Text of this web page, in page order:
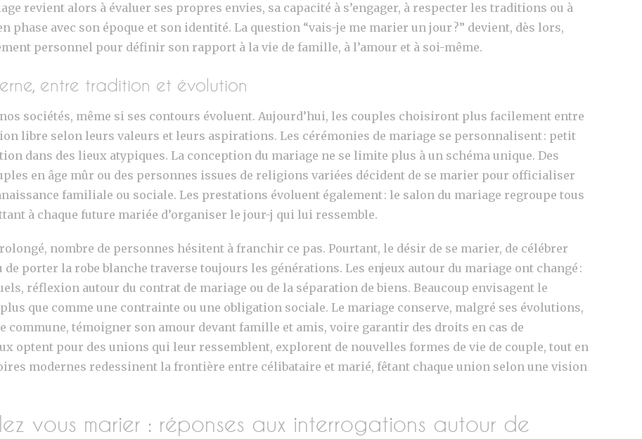
revient alors à évaluer ses propres envies, sa capacité à s’engager, à respecter les traditions ou à
phase avec son époque et son identité. La question “vais-je me marier un jour ?” devient, dès lors,
personnel pour définir son rapport à la vie de famille, à l’amour et à soi-même.
entre tradition et évolution
sociétés, même si ses contours évoluent. Aujourd’hui, les couples choisiront plus facilement entre
libre selon leurs valeurs et leurs aspirations. Les cérémonies de mariage se personnalisent : petit
dans des lieux atypiques. La conception du mariage ne se limite plus à un schéma unique. Des
en âge mûr ou des personnes issues de religions variées décident de se marier pour officialiser
familiale ou sociale. Les prestations évoluent également : le salon du mariage regroupe tous
à chaque future mariée d’organiser le jour-j qui lui ressemble.
nombre de personnes hésitent à franchir ce pas. Pourtant, le désir de se marier, de célébrer
porter la robe blanche traverse toujours les générations. Les enjeux autour du mariage ont changé :
réflexion autour du contrat de mariage ou de la séparation de biens. Beaucoup envisagent le
que comme une contrainte ou une obligation sociale. Le mariage conserve, malgré ses évolutions,
témoigner son amour devant famille et amis, voire garantir des droits en cas de
optent pour des unions qui leur ressemblent, explorent de nouvelles formes de vie de couple, tout en
modernes redessinent la frontière entre célibataire et marié, fêtant chaque union selon une vision
vous marier : réponses aux interrogations autour de